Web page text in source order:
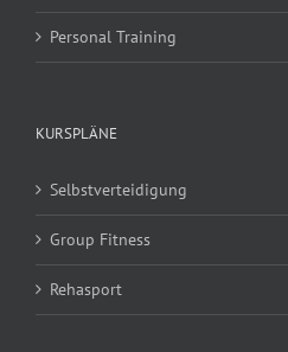
Personal Training
KURSPLÄNE
Selbstverteidigung
Group Fitness
Rehasport